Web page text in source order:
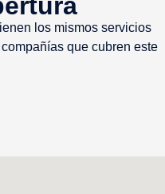
los mismos servicios
que cubren este